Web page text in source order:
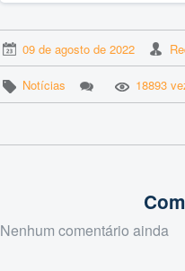
09 de agosto de 2022
Notícias 18893
Nenhum comentário ainda